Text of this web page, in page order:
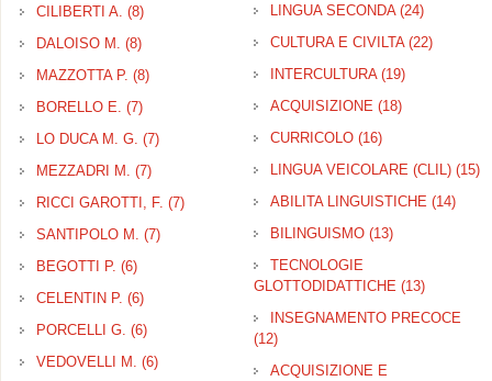
CILIBERTI A. (8)Apply CILIBERTI A. filter
DALOISO M. (8)Apply DALOISO M. filter
MAZZOTTA P. (8)Apply MAZZOTTA P. filter
BORELLO E. (7)Apply BORELLO E. filter
LO DUCA M. G. (7)Apply LO DUCA M. G. filter
MEZZADRI M. (7)Apply MEZZADRI M. filter
RICCI GAROTTI, F. (7)Apply RICCI GAROTTI, F. filter
SANTIPOLO M. (7)Apply SANTIPOLO M. filter
BEGOTTI P. (6)Apply BEGOTTI P. filter
CELENTIN P. (6)Apply CELENTIN P. filter
PORCELLI G. (6)Apply PORCELLI G. filter
VEDOVELLI M. (6)Apply VEDOVELLI M. filter
LINGUA SECONDA (24)
SECONDA
CULTURA E CIVILTA (22)
INTERCULTURA (19)
ACQUISIZIONE (18)
CURRICOLO (16)
filter
LINGUA VEICOLARE (CLIL) (15)
ABILITA LINGUISTICHE (14)
BILINGUISMO (13)
TECNOLOGIE
GLOTTODIDATTICHE (13)
filter
INSEGNAMENTO PRECOCE
(12)
ACQUISIZIONE E